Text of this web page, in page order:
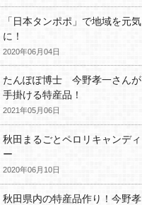
「日本タンポポ」で地域を元気
に！
2020年06月04日
たんぽぽ博士 今野孝一さんが
手掛ける特産品！
2021年05月06日
秋田まるごとペロリキャンディ
ー
2020年06月10日
秋田県内の特産品作り！今野孝